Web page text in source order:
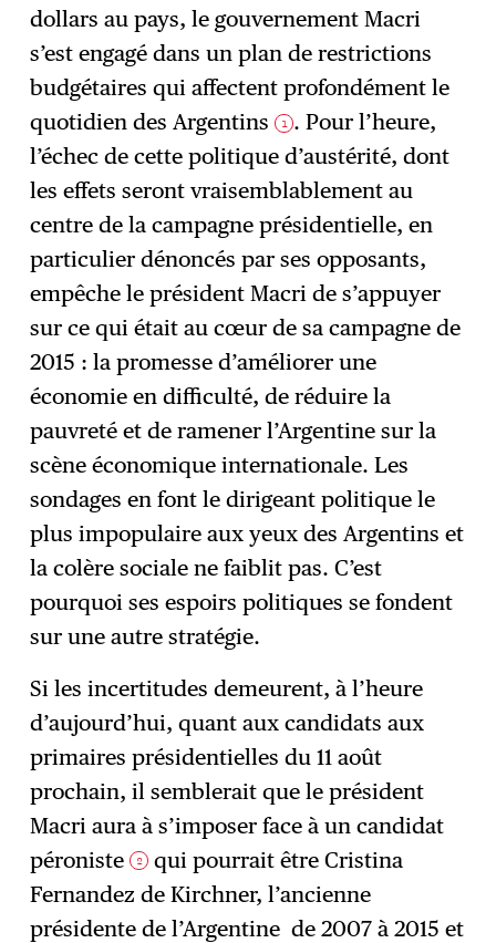
dollars au pays, le gouvernement Macri
s’est engagé dans un plan de restrictions
budgétaires qui affectent profondément le
quotidien des Argentins 1 . Pour l’heure,
l’échec de cette politique d’austérité, dont
les effets seront vraisemblablement au
centre de la campagne présidentielle, en
particulier dénoncés par ses opposants,
empêche le président Macri de s’appuyer
sur ce qui était au cœur de sa campagne de
2015 : la promesse d’améliorer une
économie en difficulté, de réduire la
pauvreté et de ramener l’Argentine sur la
scène économique internationale. Les
sondages en font le dirigeant politique le
plus impopulaire aux yeux des Argentins et
la colère sociale ne faiblit pas. C’est
pourquoi ses espoirs politiques se fondent
sur une autre stratégie.
Si les incertitudes demeurent, à l’heure
d’aujourd’hui, quant aux candidats aux
primaires présidentielles du 11 août
prochain, il semblerait que le président
Macri aura à s’imposer face à un candidat
péroniste 2
qui pourrait être Cristina
Fernandez de Kirchner, l’ancienne
présidente de l’Argentine de 2007 à 2015 et